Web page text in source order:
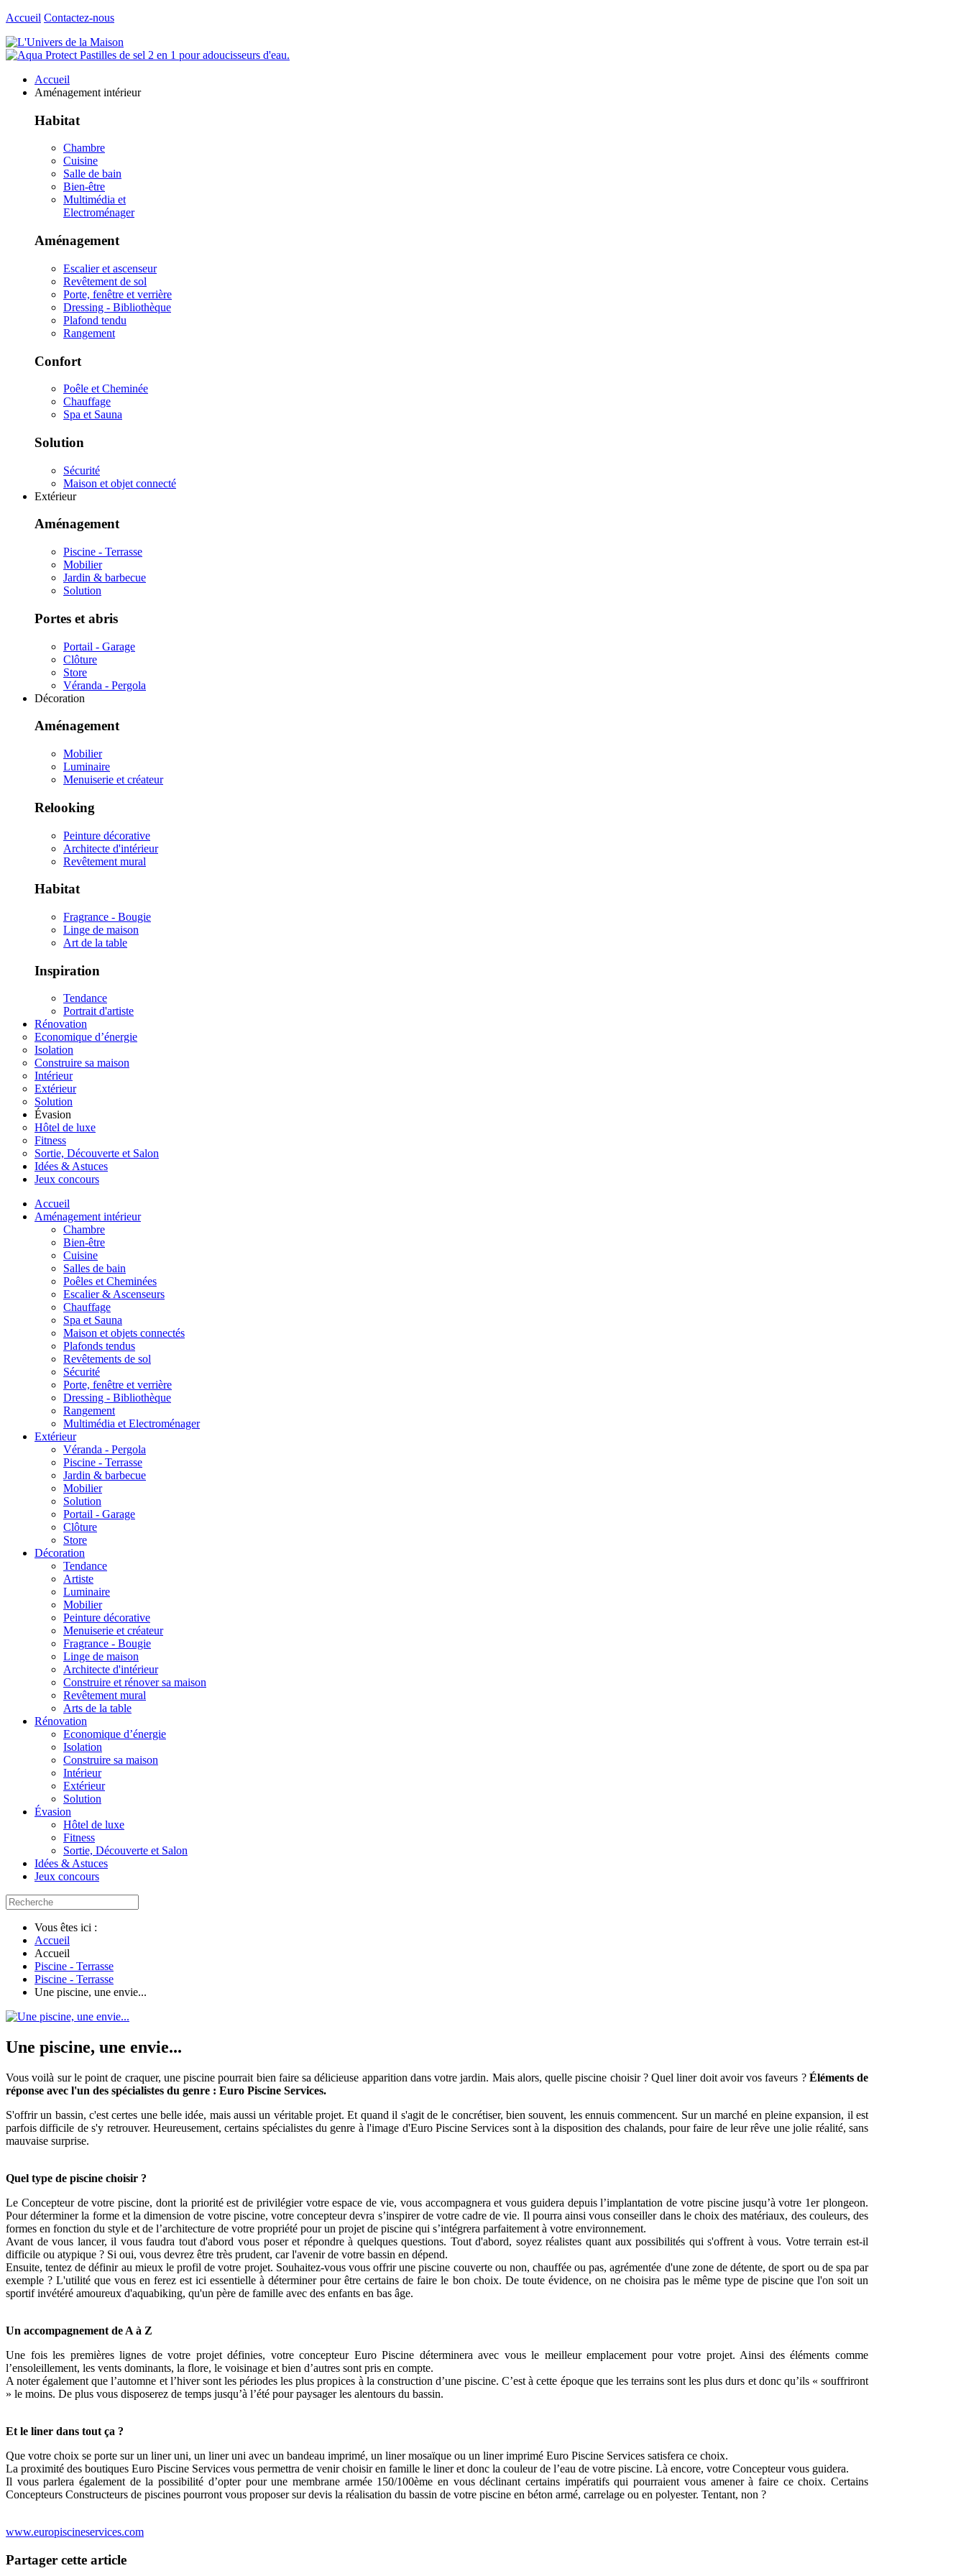
Accueil Contactez-nous
Accueil
Aménagement intérieur
Habitat
Chambre
Cuisine
Salle de bain
Bien-être
Multimédia et
Electroménager
Aménagement
Escalier et ascenseur
Revêtement de sol
Porte, fenêtre et verrière
Dressing - Bibliothèque
Plafond tendu
Rangement
Confort
Poêle et Cheminée
Chauffage
Spa et Sauna
Solution
Sécurité
Maison et objet connecté
Extérieur
Aménagement
Piscine - Terrasse
Mobilier
Jardin & barbecue
Solution
Portes et abris
Portail - Garage
Clôture
Store
Véranda - Pergola
Décoration
Aménagement
Mobilier
Luminaire
Menuiserie et créateur
Relooking
Peinture décorative
Architecte d'intérieur
Revêtement mural
Habitat
Fragrance - Bougie
Linge de maison
Art de la table
Inspiration
Tendance
Portrait d'artiste
Rénovation
Economique d’énergie
Isolation
Construire sa maison
Intérieur
Extérieur
Solution
Évasion
Hôtel de luxe
Fitness
Sortie, Découverte et Salon
Idées & Astuces
Jeux concours
Accueil
Aménagement intérieur
Chambre
Bien-être
Cuisine
Salles de bain
Poêles et Cheminées
Escalier & Ascenseurs
Chauffage
Spa et Sauna
Maison et objets connectés
Plafonds tendus
Revêtements de sol
Sécurité
Porte, fenêtre et verrière
Dressing - Bibliothèque
Rangement
Multimédia et Electroménager
Extérieur
Véranda - Pergola
Piscine - Terrasse
Jardin & barbecue
Mobilier
Solution
Portail - Garage
Clôture
Store
Décoration
Tendance
Artiste
Luminaire
Mobilier
Peinture décorative
Menuiserie et créateur
Fragrance - Bougie
Linge de maison
Architecte d'intérieur
Construire et rénover sa maison
Revêtement mural
Arts de la table
Rénovation
Economique d’énergie
Isolation
Construire sa maison
Intérieur
Extérieur
Solution
Évasion
Hôtel de luxe
Fitness
Sortie, Découverte et Salon
Idées & Astuces
Jeux concours
Vous êtes ici :
Accueil
Accueil
Piscine - Terrasse
Piscine - Terrasse
Une piscine, une envie...
Une piscine, une envie...
Vous voilà sur le point de craquer, une piscine pourrait bien faire sa délicieuse apparition dans votre jardin. Mais alors, quelle piscine choisir ? Quel liner doit avoir vos faveurs ? Éléments de
réponse avec l'un des spécialistes du genre : Euro Piscine Services.
S'offrir un bassin, c'est certes une belle idée, mais aussi un véritable projet. Et quand il s'agit de le concrétiser, bien souvent, les ennuis commencent. Sur un marché en pleine expansion, il est
parfois difficile de s'y retrouver. Heureusement, certains spécialistes du genre à l'image d'Euro Piscine Services sont à la disposition des chalands, pour faire de leur rêve une jolie réalité, sans
mauvaise surprise.
Quel type de piscine choisir ?
Le Concepteur de votre piscine, dont la priorité est de privilégier votre espace de vie, vous accompagnera et vous guidera depuis l’implantation de votre piscine jusqu’à votre 1er plongeon.
Pour déterminer la forme et la dimension de votre piscine, votre concepteur devra s’inspirer de votre cadre de vie. Il pourra ainsi vous conseiller dans le choix des matériaux, des couleurs, des
formes en fonction du style et de l’architecture de votre propriété pour un projet de piscine qui s’intégrera parfaitement à votre environnement.
Avant de vous lancer, il vous faudra tout d'abord vous poser et répondre à quelques questions. Tout d'abord, soyez réalistes quant aux possibilités qui s'offrent à vous. Votre terrain est-il
difficile ou atypique ? Si oui, vous devrez être très prudent, car l'avenir de votre bassin en dépend.
Ensuite, tentez de définir au mieux le profil de votre projet. Souhaitez-vous vous offrir une piscine couverte ou non, chauffée ou pas, agrémentée d'une zone de détente, de sport ou de spa par
exemple ? L'utilité que vous en ferez est ici essentielle à déterminer pour être certains de faire le bon choix. De toute évidence, on ne choisira pas le même type de piscine que l'on soit un
sportif invétéré amoureux d'aquabiking, qu'un père de famille avec des enfants en bas âge.
Un accompagnement de A à Z
Une fois les premières lignes de votre projet définies, votre concepteur Euro Piscine déterminera avec vous le meilleur emplacement pour votre projet. Ainsi des éléments comme
l’ensoleillement, les vents dominants, la flore, le voisinage et bien d’autres sont pris en compte.
A noter également que l’automne et l’hiver sont les périodes les plus propices à la construction d’une piscine. C’est à cette époque que les terrains sont les plus durs et donc qu’ils « souffriront
» le moins. De plus vous disposerez de temps jusqu’à l’été pour paysager les alentours du bassin.
Et le liner dans tout ça ?
Que votre choix se porte sur un liner uni, un liner uni avec un bandeau imprimé, un liner mosaïque ou un liner imprimé Euro Piscine Services satisfera ce choix.
La proximité des boutiques Euro Piscine Services vous permettra de venir choisir en famille le liner et donc la couleur de l’eau de votre piscine. Là encore, votre Concepteur vous guidera.
Il vous parlera également de la possibilité d’opter pour une membrane armée 150/100ème en vous déclinant certains impératifs qui pourraient vous amener à faire ce choix. Certains
Concepteurs Constructeurs de piscines pourront vous proposer sur devis la réalisation du bassin de votre piscine en béton armé, carrelage ou en polyester. Tentant, non ?
www.europiscineservices.com
Partager cette article